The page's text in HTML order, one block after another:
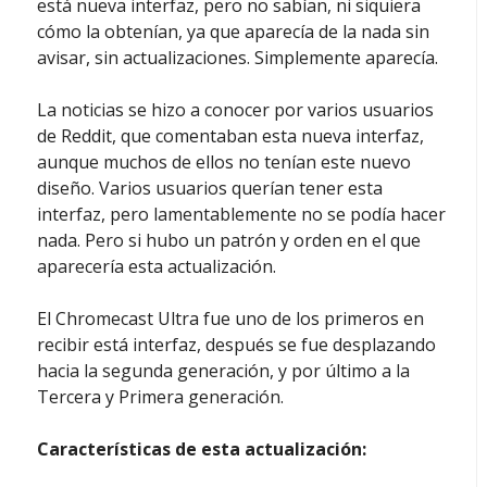
está nueva interfaz, pero no sabían, ni siquiera
cómo la obtenían, ya que aparecía de la nada sin
avisar, sin actualizaciones. Simplemente aparecía.
La noticias se hizo a conocer por varios usuarios
de Reddit, que comentaban esta nueva interfaz,
aunque muchos de ellos no tenían este nuevo
diseño. Varios usuarios querían tener esta
interfaz, pero lamentablemente no se podía hacer
nada. Pero si hubo un patrón y orden en el que
aparecería esta actualización.
El Chromecast Ultra fue uno de los primeros en
recibir está interfaz, después se fue desplazando
hacia la segunda generación, y por último a la
Tercera y Primera generación.
Características de esta actualización: